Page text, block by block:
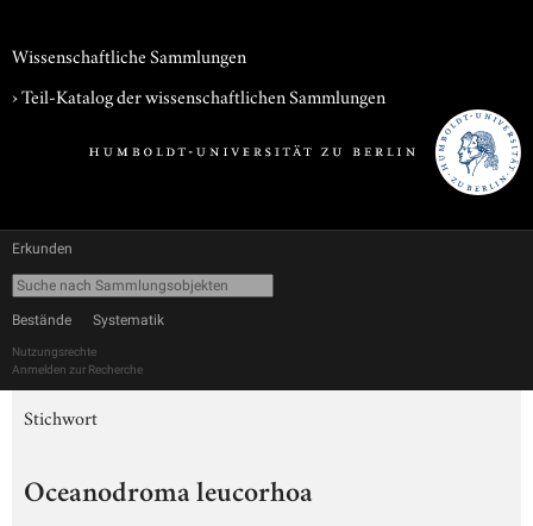
Wissenschaftliche Sammlungen
› Teil-Katalog der wissenschaftlichen Sammlungen
Erkunden
Bestände Systematik
Nutzungsrechte
Anmelden zur Recherche
Stichwort
Oceanodroma leucorhoa